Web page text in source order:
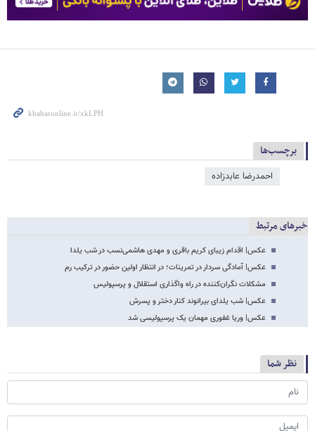
برچسب‌ها
احمدرضا عابدزاده
خبرهای مرتبط
عکس‌| اقدام زیبای کریم باقری و مهدی هاشمی‌نسب در شب یلدا
عکس‌| آمادگی سردار در تمرینات؛ در انتظار اولین حضور در ترکیب رم
مشکلات نگران‌کننده در راه واگذاری استقلال و پرسپولیس
عکس‌| شب یلدای بیرانوند کنار دختر و پسرش
عکس‌| وریا غفوری مهمان یک پرسپولیسی شد
نظر شما